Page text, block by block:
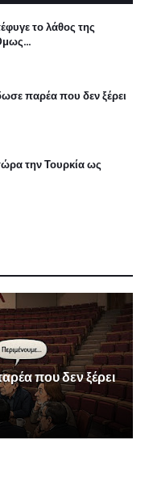
το λάθος της
παρέα που δεν ξέρει
την Τουρκία ως
που δεν ξέρει